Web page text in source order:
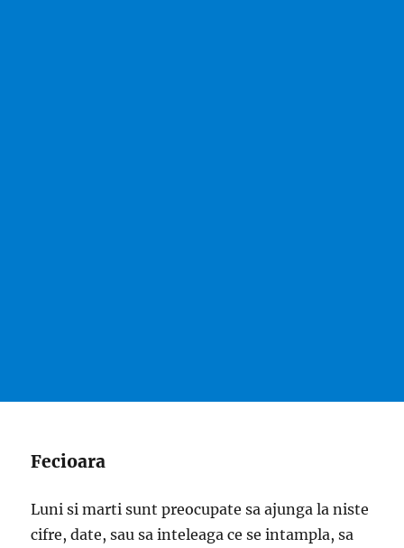
Fecioara
Luni si marti sunt preocupate sa ajunga la niste
cifre, date, sau sa inteleaga ce se intampla, sa